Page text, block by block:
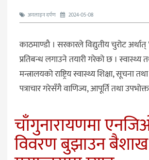
अनलाइन दर्पण 2024-05-08
काठमाण्डाै । सरकारले विद्युतीय चुरोट
प्रतिबन्ध लगाउने तयारी गरेको छ ।
मन्त्रालयको राष्ट्रिय स्वास्थ्य शिक्षा, सूचना
पत्राचार गरेसँगै वाणिज्य, आपूर्ति तथा
चाँगुनारायणमा
विवरण बुझाउन बैशाख